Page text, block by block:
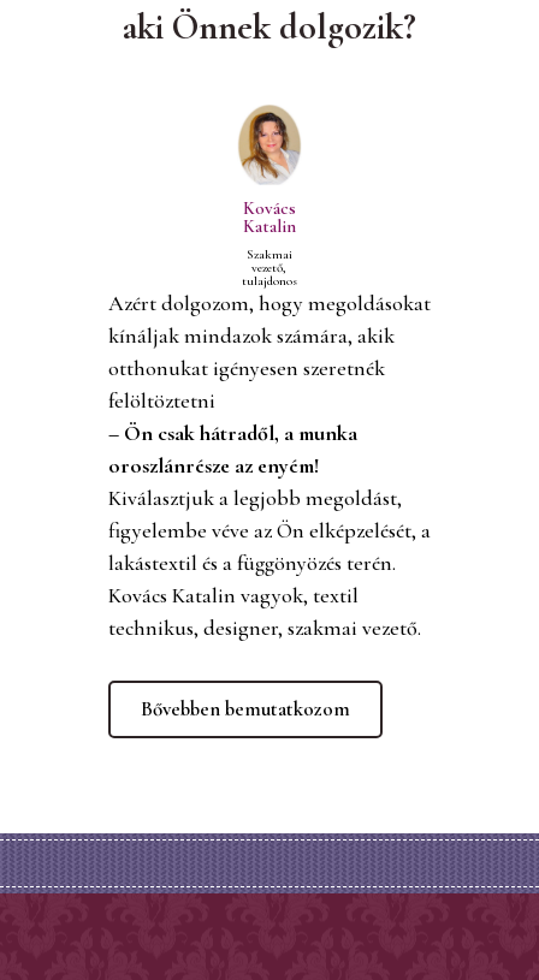
aki Önnek dolgozik?
Kovács
Katalin
Szakmai
vezető,
tulajdonos
Azért dolgozom, hogy megoldásokat
kínáljak mindazok számára, akik
otthonukat igényesen szeretnék
felöltöztetni
– Ön csak hátradől, a munka
oroszlánrésze az enyém!
Kiválasztjuk a legjobb megoldást,
figyelembe véve az Ön elképzelését, a
lakástextil és a függönyözés terén.
Kovács Katalin vagyok, textil
technikus, designer, szakmai vezető.
Bővebben bemutatkozom